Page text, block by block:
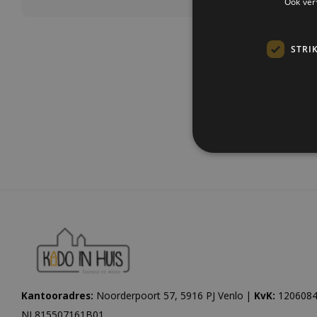
Kantooradres: Noorderpoort 57, 5916 PJ Venlo | KvK: